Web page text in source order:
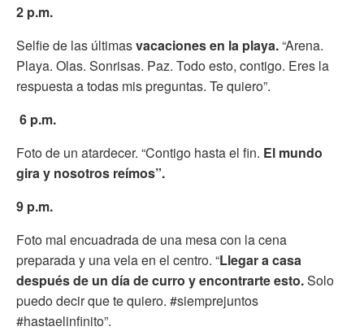
2 p.m.
Selfie de las últimasvacaciones en la playa.“Arena.
Playa. Olas. Sonrisas. Paz. Todo esto, contigo. Eres la
respuesta a todas mis preguntas. Te quiero”.
6 p.m.
Foto de un atardecer. “Contigo hasta el fin. El mundo
gira y nosotros reímos”.
9 p.m.
Foto mal encuadrada de una mesa con la cena
preparada y una vela en el centro. “Llegar a casa
después de un día de curro y encontrarte esto.Solo
puedo decir que te quiero. #siemprejuntos
#hastaelinfinito”.